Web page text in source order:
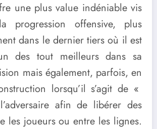
une plus value indéniable vis
offensive, plus
dans le dernier tiers où il est
des tout meilleurs dans sa
mais également, parfois, en
lorsqu’il s’agit de «
afin de libérer des
les joueurs ou entre les lignes.